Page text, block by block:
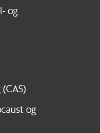
og
og